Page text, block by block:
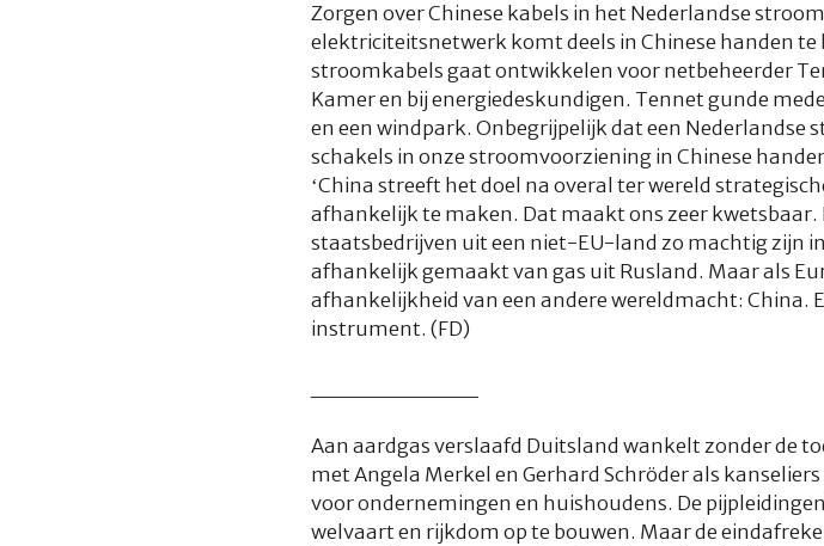
Zorgen over Chinese kabels in het Nederlandse
elektriciteitsnetwerk komt deels in Chinese handen
stroomkabels gaat ontwikkelen voor netbeheerder
Kamer en bij energiedeskundigen. Tennet gunde
en een windpark. Onbegrijpelijk dat een
schakels in onze stroomvoorziening in Chinese
‘China streeft het doel na overal ter wereld
afhankelijk te maken. Dat maakt ons zeer kwetsbaar.
staatsbedrijven uit een niet-EU-land zo machtig zijn
afhankelijk gemaakt van gas uit Rusland. Maar als
afhankelijkheid van een andere wereldmacht: China.
instrument. (FD)
Aan aardgas verslaafd Duitsland wankelt zonder de
met Angela Merkel en Gerhard Schröder als
voor ondernemingen en huishoudens. De
welvaart en rijkdom op te bouwen. Maar de